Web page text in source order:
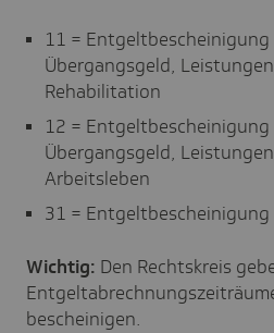
11 = Entgeltbescheinigung
Übergangsgeld,
Rehabilitation
12 = Entgeltbescheinigung
Übergangsgeld,
Arbeitsleben
31 =
Wichtig: Den Rechtskreis
bescheinigen.